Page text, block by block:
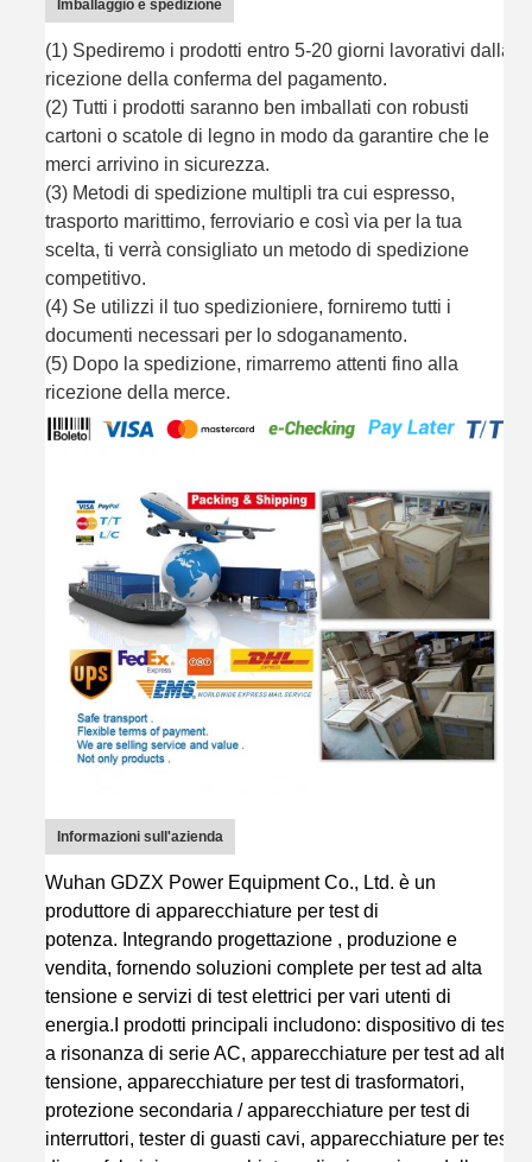
Imballaggio e spedizione
(1) Spediremo i prodotti entro 5-20 giorni lavorativi dalla
ricezione della conferma del pagamento.
(2) Tutti i prodotti saranno ben imballati con robusti
cartoni o scatole di legno in modo da garantire che le
merci arrivino in sicurezza.
(3) Metodi di spedizione multipli tra cui espresso,
trasporto marittimo, ferroviario e così via per la tua
scelta, ti verrà consigliato un metodo di spedizione
competitivo.
(4) Se utilizzi il tuo spedizioniere, forniremo tutti i
documenti necessari per lo sdoganamento.
(5) Dopo la spedizione, rimarremo attenti fino alla
ricezione della merce.
Informazioni sull'azienda
Wuhan GDZX Power Equipment Co., Ltd. è un
produttore di apparecchiature per test di
potenza. ntegrando progettazione , produzione e
vendita, fornendo soluzioni complete per test ad alta
tensione e servizi di test elettrici per vari utenti di
energia. I prodotti principali includono: dispositivo di test
a risonanza di serie AC, apparecchiature per test ad alta
tensione, apparecchiature per test di trasformatori,
protezione secondaria / apparecchiature per test di
interruttori, tester di guasti cavi, apparecchiature per test